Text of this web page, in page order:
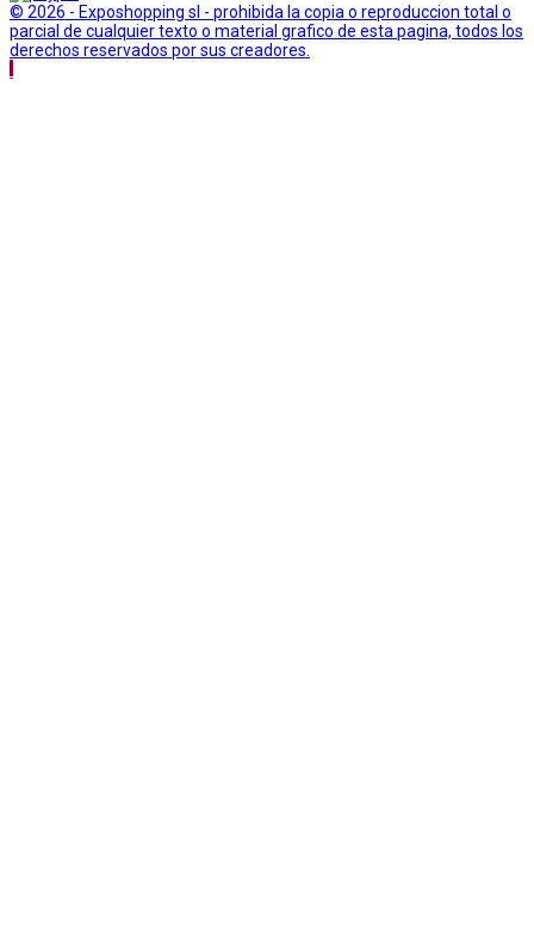
© 2026 - Exposhopping sl - prohibida la copia o reproduccion total o
parcial de cualquier texto o material grafico de esta pagina, todos los
derechos reservados por sus creadores.